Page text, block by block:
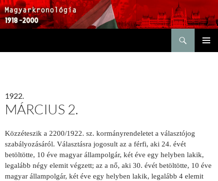
1922.
MÁRCIUS 2.
Közzéteszik a 2200/1922. sz. kormányrendeletet a választójog
szabályozásáról. Választásra jogosult az a férfi, aki 24. évét
betöltötte, 10 éve magyar állampolgár, két éve egy helyben lakik,
legalább négy elemit végzett; az a nő, aki 30. évét betöltötte, 10 éve
magyar állam­polgár, két éve egy helyben lakik, leg­alább 4 elemit